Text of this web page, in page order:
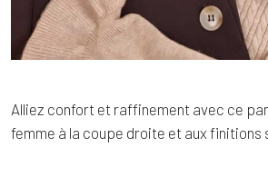
Alliez confort et raffinement avec ce
femme à la coupe droite et aux finitions